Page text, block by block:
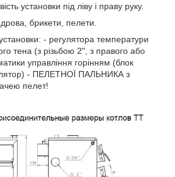
установки під ліву і праву руку.
брикети, пелети.
- регулятора температури
тена (з різьбою 2", з правого або
управління горінням (блок
- ПЕЛЕТНОЇ ПАЛЬНИКА з
пелет!